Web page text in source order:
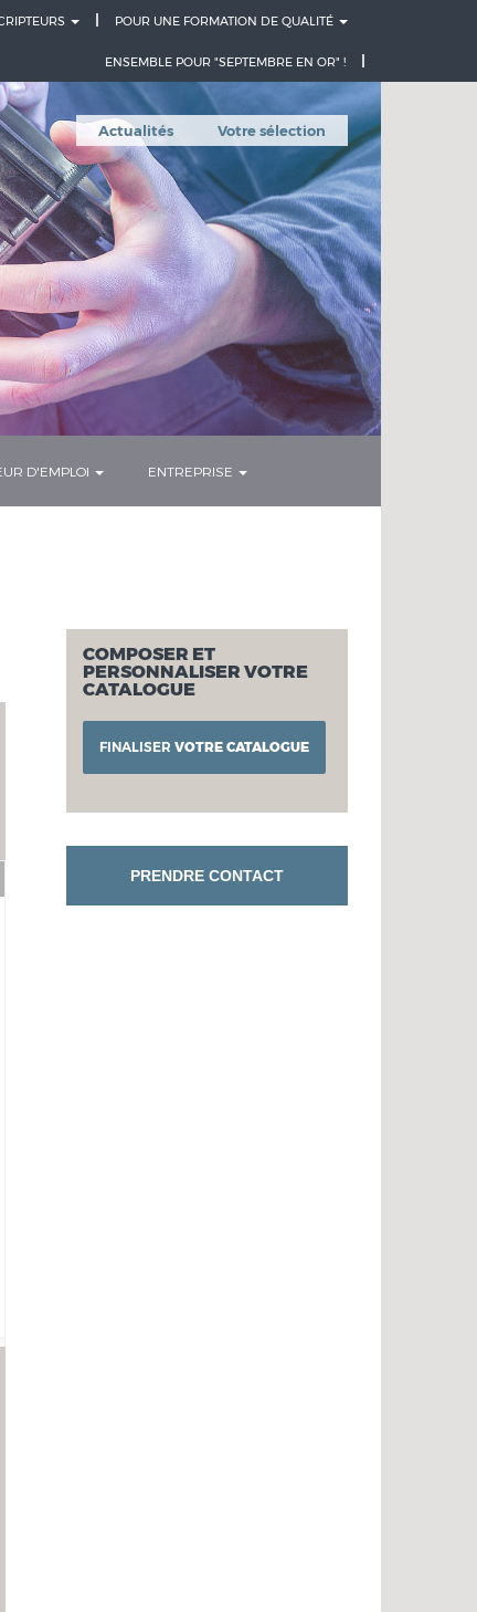
POUR UNE FORMATION DE QUALITÉ
ENSEMBLE POUR "SEPTEMBRE EN OR" !
Actualités Votre sélection
D'EMPLOI ENTREPRISE
COMPOSER ET
PERSONNALISER VOTRE
CATALOGUE
FINALISER VOTRE CATALOGUE
PRENDRE CONTACT